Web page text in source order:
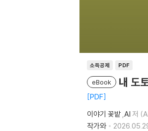
소득공제 PDF
eBook 내 도
PDF
이야기 꽃밭 ,AI 저
작가와